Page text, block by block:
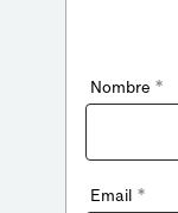
Nombre *
Email *